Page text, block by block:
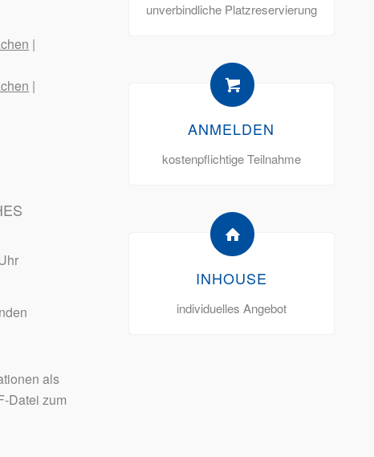
|
|
als
Datei zum
unverbindliche Platzreservierung
ANMELDEN
kostenpflichtige Teilnahme
INHOUSE
individuelles Angebot